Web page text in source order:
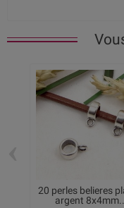
20 perles belieres
argent